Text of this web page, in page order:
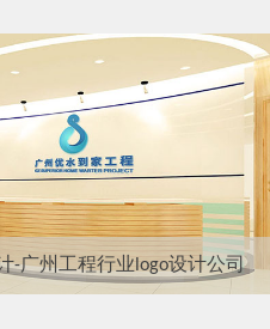
-广州工程行业logo设计公司